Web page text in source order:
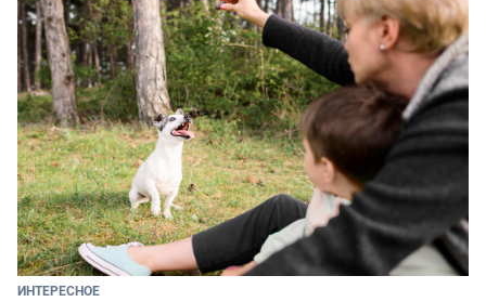
ИНТЕРЕСНОЕ